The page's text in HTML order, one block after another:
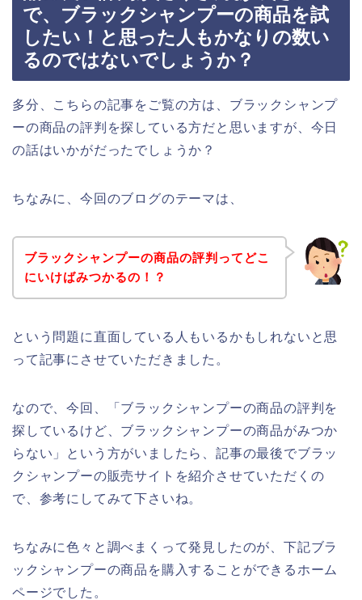
で、ブラックシャンプーの商品を試
したい！と思った人もかなりの数い
るのではないでしょうか？
多分、こちらの記事をご覧の方は、ブラックシャンプ
ーの商品の評判を探している方だと思いますが、今日
の話はいかがだったでしょうか？
ちなみに、今回のブログのテーマは、
ブラックシャンプーの商品の評判ってどこ
にいけばみつかるの！？
という問題に直面している人もいるかもしれないと思
って記事にさせていただきました。
なので、今回、「ブラックシャンプーの商品の評判を
探しているけど、ブラックシャンプーの商品がみつか
らない」という方がいましたら、記事の最後でブラッ
クシャンプーの販売サイトを紹介させていただくの
で、参考にしてみて下さいね。
ちなみに色々と調べまくって発見したのが、下記ブラ
ックシャンプーの商品を購入することができるホーム
ページでした。